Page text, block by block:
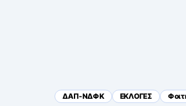
ΔΑΠ-ΝΔΦΚ ΕΚΛΟΓΕΣ